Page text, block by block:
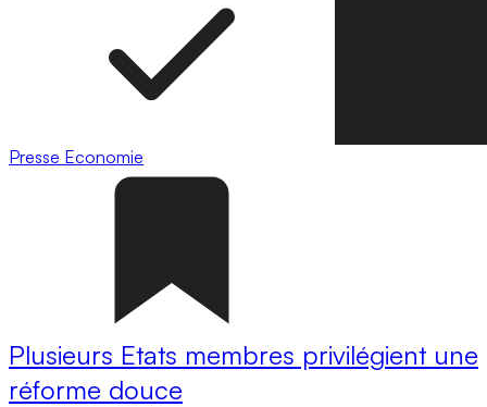
Presse Economie
Plusieurs Etats membres privilégient une
réforme douce